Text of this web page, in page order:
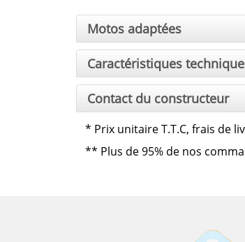
Motos adaptées
Caractéristiques
Contact du constructeur
* Prix unitaire T.T.C, frais de
** Plus de 95% de nos